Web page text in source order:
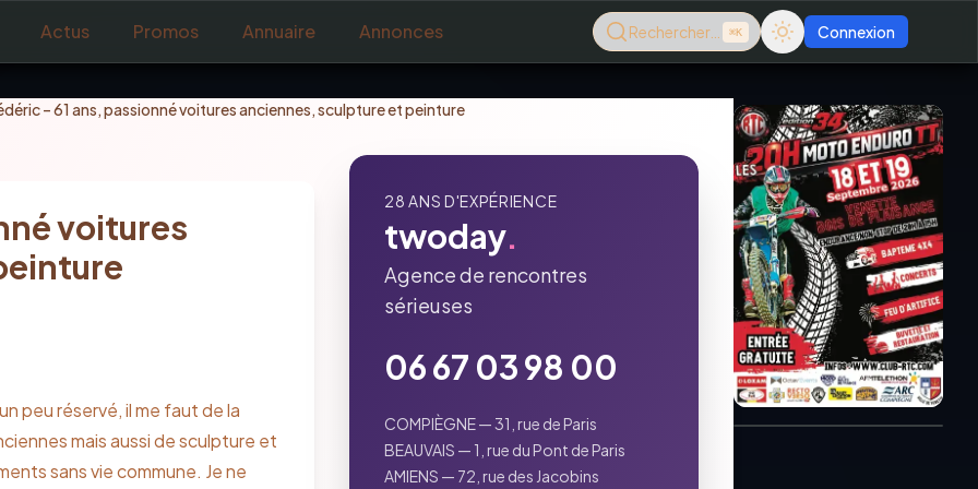
Actus Promos Annuaire Annonces Rechercher… ⌘K Connexion
– 61 ans, passionné voitures anciennes, sculpture et peinture
voitures
peu réservé, il me faut de la
mais aussi de sculpture et
sans vie commune. Je ne
28 ANS D'EXPÉRIENCE
twoday.
Agence de rencontres
sérieuses
06 67 03 98 00
COMPIÈGNE — 31, rue de Paris
BEAUVAIS — 1, rue du Pont de Paris
AMIENS — 72, rue des Jacobins
Consultez le dernier
magazine en ligne
Août2026